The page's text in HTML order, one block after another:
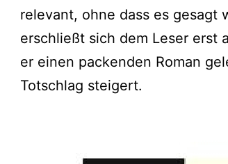
relevant, ohne dass es gesagt
erschließt sich dem Leser erst
er einen packenden Roman
Totschlag steigert.